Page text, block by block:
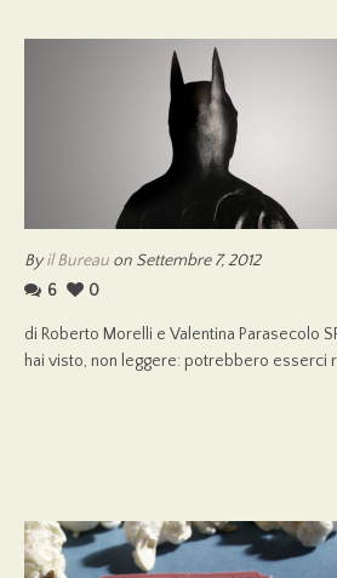
Byil Bureau on Settembre 7, 2012
6
0
di Roberto Morelli e Valentina Parasecolo
hai visto, non leggere: potrebbero esserci